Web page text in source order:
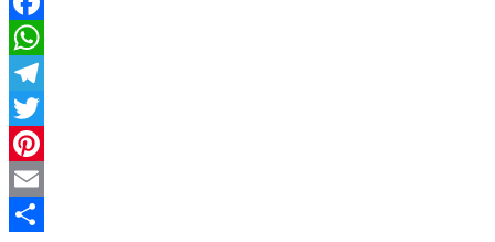
Facebook
WhatsApp
Telegram
Twitter
Pinterest
Email